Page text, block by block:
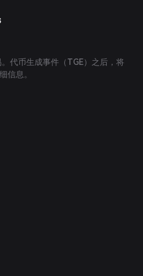
代币生成事件（TGE）之后，将
信息。